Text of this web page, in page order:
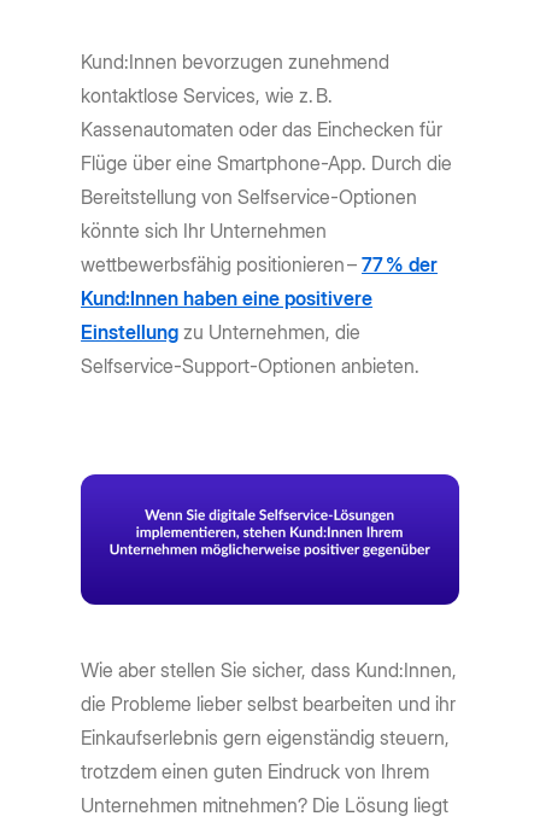
Kund:Innen bevorzugen zunehmend
kontaktlose Services, wie z. B.
Kassenautomaten oder das Einchecken für
Flüge über eine Smartphone-App. Durch die
Bereitstellung von Selfservice-Optionen
könnte sich Ihr Unternehmen
wettbewerbsfähig positionieren –77 % der
Kund:Innen haben eine positivere
Einstellung zu Unternehmen, die
Selfservice-Support-Optionen anbieten.
Wie aber stellen Sie sicher, dass Kund:Innen,
die Probleme lieber selbst bearbeiten und ihr
Einkaufserlebnis gern eigenständig steuern,
trotzdem einen guten Eindruck von Ihrem
Unternehmen mitnehmen? Die Lösung liegt